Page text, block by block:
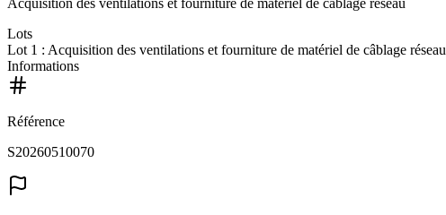
Acquisition des ventilations et fourniture de matériel de câblage réseau
Lots
Lot 1 : Acquisition des ventilations et fourniture de matériel de câblage réseau
Informations
Référence
S20260510070